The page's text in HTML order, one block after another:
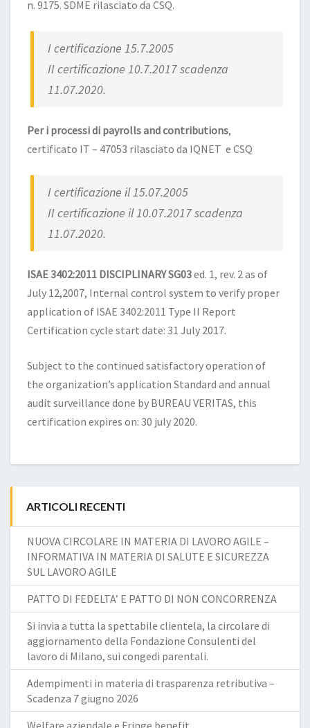
n. 9175. SDME rilasciato da CSQ.
I certificazione 15.7.2005
II certificazione 10.7.2017 scadenza
11.07.2020.
Per i processi di payrolls and contributions,
certificato IT – 47053 rilasciato da IQNET e CSQ
I certificazione il 15.07.2005
II certificazione il 10.07.2017 scadenza
11.07.2020.
ISAE 3402:2011 DISCIPLINARY SG03ed. 1, rev. 2 as of
July 12,2007, Internal control system to verify proper
application of ISAE 3402:2011 Type II Report
Certification cycle start date: 31 July 2017.
Subject to the continued satisfactory operation of
the organization’s application Standard and annual
audit surveillance done by BUREAU VERITAS, this
certification expires on: 30 july 2020.
ARTICOLI RECENTI
NUOVA CIRCOLARE IN MATERIA DI LAVORO AGILE –
INFORMATIVA IN MATERIA DI SALUTE E SICUREZZA
SUL LAVORO AGILE
PATTO DI FEDELTA’ E PATTO DI NON CONCORRENZA
Si invia a tutta la spettabile clientela, la circolare di
aggiornamento della Fondazione Consulenti del
lavoro di Milano, sui congedi parentali.
Adempimenti in materia di trasparenza retributiva –
Scadenza 7 giugno 2026
Welfare aziendale e Fringe benefit